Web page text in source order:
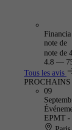
note de
note de
4.8 —
Tous les avis
09
EPMT -